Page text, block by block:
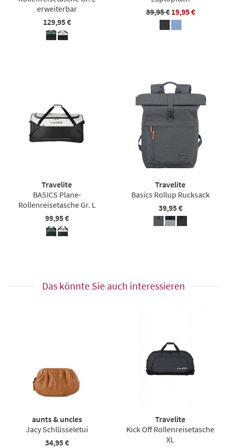
erweiterbar
129,95 €
39,95 € 19,95 €
Travelite
BASICS Plane-
Rollenreisetasche Gr. L
99,95 €
Travelite
Basics Rollup Rucksack
39,95 €
Das könnte Sie auch interessieren
aunts & uncles
Jacy Schlüsseletui
34,95 €
Travelite
Kick Off Rollenreisetasche
XL